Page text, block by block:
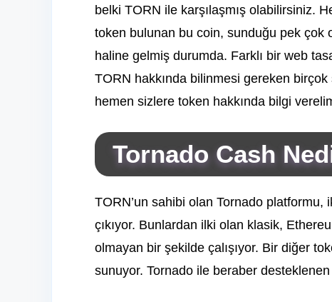
belki TORN ile karşılaşmış olabilirsiniz.
token bulunan bu coin, sunduğu pek çok
haline gelmiş durumda. Farklı bir web
TORN hakkında bilinmesi gereken
hemen sizlere token hakkında bilgi
Tornado Cash
TORN’un sahibi olan Tornado platformu,
çıkıyor. Bunlardan ilki olan klasik,
olmayan bir şekilde çalışıyor. Bir diğer
sunuyor. Tornado ile beraber